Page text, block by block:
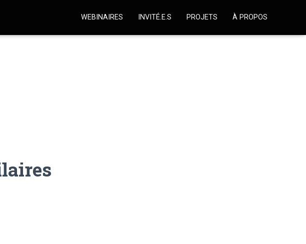
WEBINAIRES INVITÉ.E.S PROJETS À PROPOS